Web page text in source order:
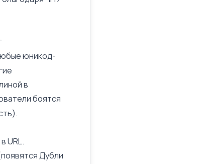
юникод-
в
боятся
.
URL.
Дубли